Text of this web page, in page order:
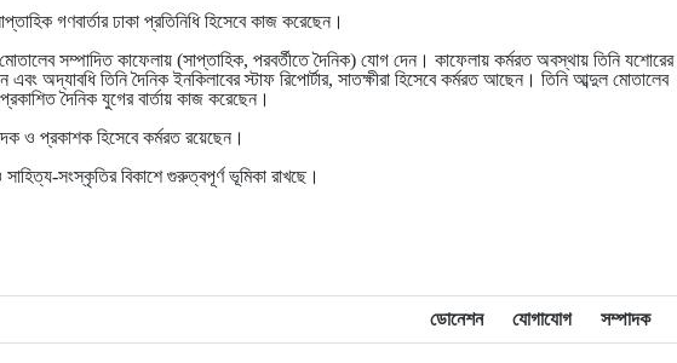
গণবার্তার ঢাকা প্রতিনিধি হিসেবে কাজ করেছেন।
সম্পাদিত কাফেলায় (সাপ্তাহিক, পরবর্তীতে দৈনিক) যোগ দেন। কাফেলায় কর্মরত অবস্থায় তিনি যশোরের
অদ্যাবধি তিনি দৈনিক ইনকিলাবের স্টাফ রিপোর্টার, সাতক্ষীরা হিসেবে কর্মরত আছেন। তিনি আব্দুল মোতালেব
দৈনিক যুগের বার্তায় কাজ করেছেন।
ও প্রকাশক হিসেবে কর্মরত রয়েছেন।
সংস্কৃতির বিকাশে গুরুত্বপূর্ণ ভূমিকা রাখছে।
ডোনেশন যোগাযোগ সম্পাদক